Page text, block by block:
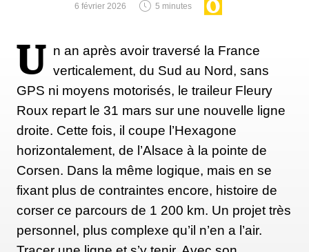
6 février 2026 5 minutes
U n an après avoir traversé la France
verticalement, du Sud au Nord, sans
GPS ni moyens motorisés, le traileur Fleury
Roux repart le 31 mars sur une nouvelle ligne
droite. Cette fois, il coupe l’Hexagone
horizontalement, de l’Alsace à la pointe de
Corsen. Dans la même logique, mais en se
fixant plus de contraintes encore, histoire de
corser ce parcours de 1 200 km. Un projet très
personnel, plus complexe qu’il n’en a l’air.